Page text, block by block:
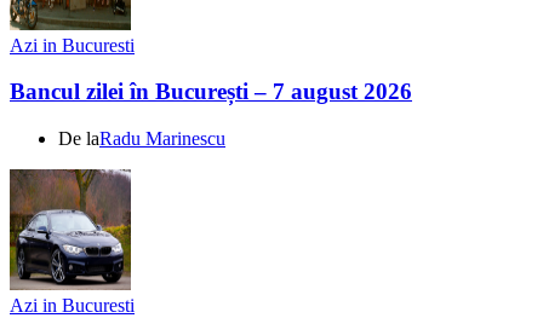
Azi in Bucuresti
Bancul zilei în București – 7 august 2026
De laRadu Marinescu
Azi in Bucuresti